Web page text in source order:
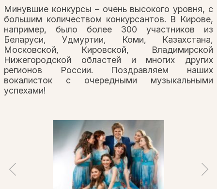
Минувшие конкурсы – очень высокого уровня, с
большим количеством конкурсантов. В Кирове,
например, было более 300 участников из
Беларуси, Удмуртии, Коми, Казахстана,
Московской, Кировской, Владимирской
Нижегородской областей и многих других
регионов России. Поздравляем наших
вокалисток с очередными музыкальными
успехами!